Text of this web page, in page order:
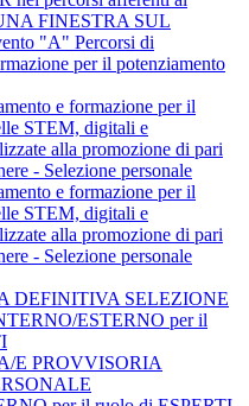
FINESTRA SUL
"A" Percorsi di
per il potenziamento
e formazione per il
STEM, digitali e
alla promozione di pari
- Selezione personale
e formazione per il
STEM, digitali e
alla promozione di pari
- Selezione personale
DEFINITIVA SELEZIONE
ESTERNO per il
E PROVVISORIA